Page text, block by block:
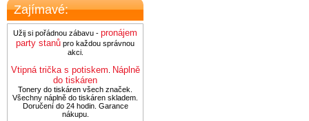
Zajímavé:
Užij si pořádnou zábavu - pronájem
party stanů pro každou správnou
akci.
Vtipná trička s potiskem Náplně
do tiskáren
Tonery do tiskáren všech značek.
Všechny náplně do tiskáren skladem.
Doručení do 24 hodin. Garance
nákupu.